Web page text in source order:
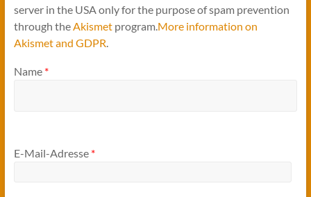
server in the USA only for the purpose of spam prevention
through the Akismetprogram. More information on
Akismet and GDPR
Name *
E-Mail-Adresse *